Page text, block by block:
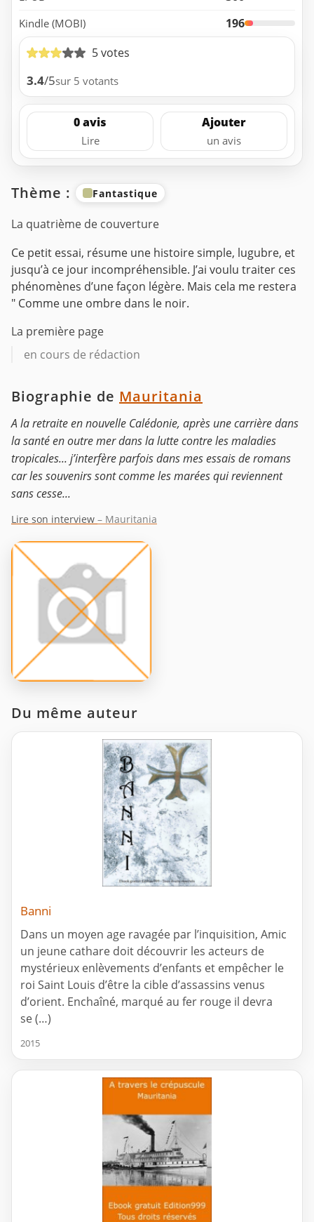
Kindle (MOBI)
196
5 votes
3.4/5sur 5 votants
0 avis
Lire
Ajouter
un avis
Thème : Fantastique
La quatrième de couverture
Ce petit essai, résume une histoire simple, lugubre, et
jusqu’à ce jour incompréhensible. J’ai voulu traiter ces
phénomènes d’une façon légère. Mais cela me restera
" Comme une ombre dans le noir.
La première page
en cours de rédaction
Biographie de Mauritania
A la retraite en nouvelle Calédonie, après une carrière dans
la santé en outre mer dans la lutte contre les maladies
tropicales... j’interfère parfois dans mes essais de romans
car les souvenirs sont comme les marées qui reviennent
sans cesse...
Lire son interview – Mauritania
Du même auteur
Banni
Dans un moyen age ravagée par l’inquisition, Amic
un jeune cathare doit découvrir les acteurs de
mystérieux enlèvements d’enfants et empêcher le
roi Saint Louis d’être la cible d’assassins venus
d’orient. Enchaîné, marqué au fer rouge il devra
se (…)
2015